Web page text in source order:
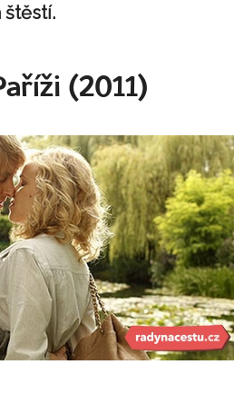
štěstí.
(2011)